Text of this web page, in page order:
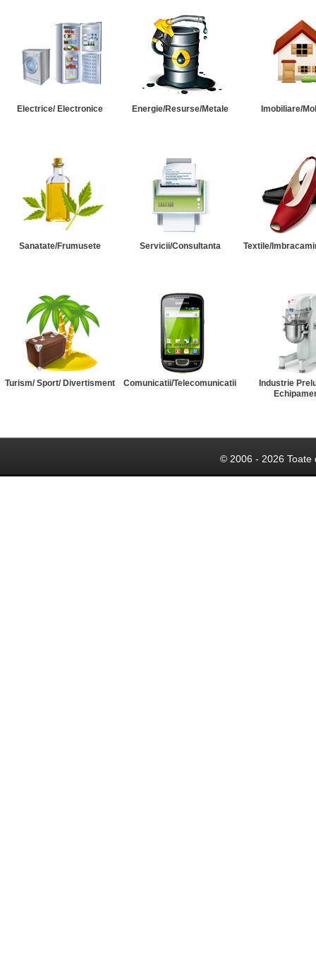
Electrice/ Electronice Energie/Resurse/Metale Imobiliare/
Sanatate/Frumusete Servicii/Consultanta Textile/
Turism/ Sport/ Divertisment Comunicatii/Telecomunicatii
Industrie
© 2006 - 2026